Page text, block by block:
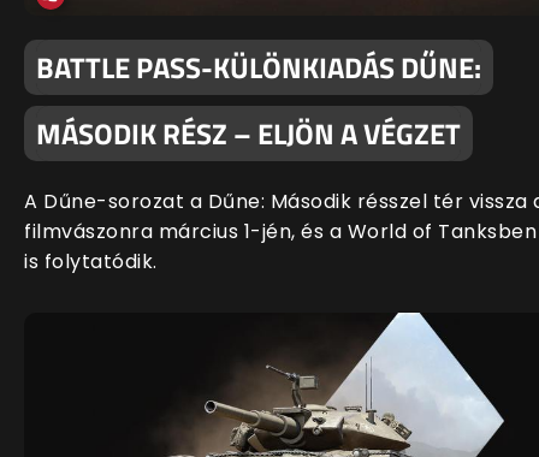
BATTLE PASS-KÜLÖNKIADÁS DŰNE:
MÁSODIK RÉSZ – ELJÖN A VÉGZET
A Dűne-sorozat a Dűne: Második résszel tér vissza
filmvászonra március 1-jén, és a World of Tanksben
is folytatódik.